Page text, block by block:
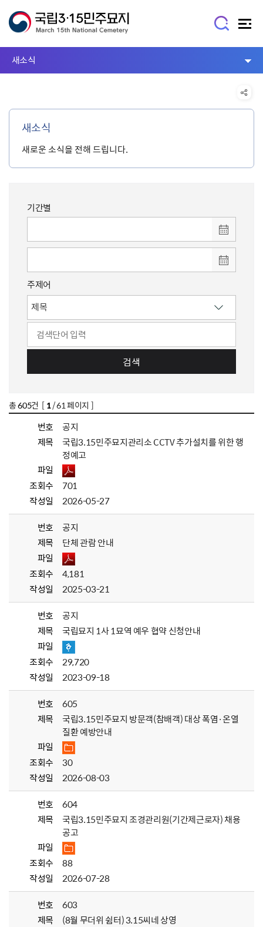
새소식
새소식
새로운 소식을 전해 드립니다.
기간별
주제어
검색
총605건 [ 1/ 61 페이지 ]
번호
공지
제목
국립3.15민주묘지관리소 CCTV 추가설치를 위한 행
정예고
파일
조회수
701
작성일
2026-05-27
번호
공지
제목
단체 관람 안내
파일
조회수
4,181
작성일
2025-03-21
번호
공지
제목
국립묘지 1사 1묘역 예우 협약 신청안내
파일
조회수
29,720
작성일
2023-09-18
번호
605
제목
국립3.15민주묘지 방문객(참배객) 대상 폭염·온열
질환 예방안내
파일
조회수
30
작성일
2026-08-03
번호
604
제목
국립3.15민주묘지 조경관리원(기간제근로자) 채용
공고
파일
조회수
88
작성일
2026-07-28
번호
603
제목
(8월 무더위 쉼터) 3.15씨네 상영